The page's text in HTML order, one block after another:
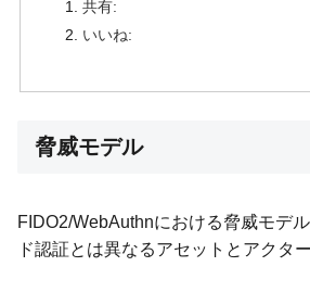
共有:
いいね:
脅威モデル
FIDO2/WebAuthnにおける脅威モデ
ド認証とは異なるアセットとアクタ